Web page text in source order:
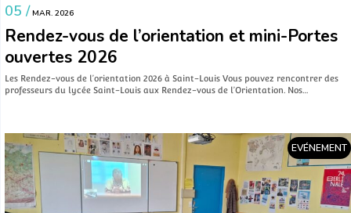
05 / MAR. 2026
Rendez-vous de l’orientation et mini-Portes
ouvertes 2026
Les Rendez-vous de l’orientation 2026 à Saint-Louis Vous pouvez rencontrer des
professeurs du lycée Saint-Louis aux Rendez-vous de l’Orientation. Nos…
EVÉNEMENT